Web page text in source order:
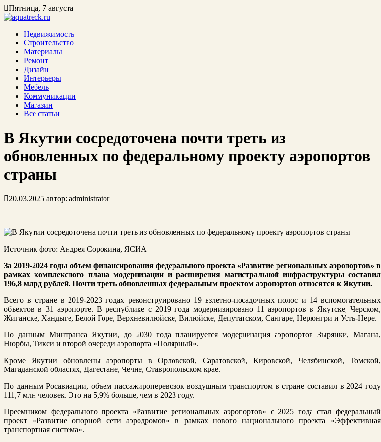
Пятница, 7 августа
Недвижимость
Строительство
Материалы
Ремонт
Дизайн
Интерьеры
Мебель
Коммуникации
Магазин
Все статьи
В Якутии сосредоточена почти треть из
обновленных по федеральному проекту аэропортов
страны
20.03.2025 автор: administrator
Источник фото: Андрея Сорокина, ЯСИА
За 2019-2024 годы объем финансирования федерального проекта «Развитие региональных аэропортов» в
рамках комплексного плана модернизации и расширения магистральной инфраструктуры составил
196,8 млрд рублей. Почти треть обновленных федеральным проектом аэропортов относятся к Якутии.
Всего в стране в 2019‑2023 годах реконструировано 19 взлетно-посадочных полос и 14 вспомогательных
объектов в 31 аэропорте. В республике с 2019 года модернизировано 11 аэропортов в Якутске, Черском,
Жиганске, Хандыге, Белой Горе, Верхневилюйске, Вилюйске, Депутатском, Сангаре, Нерюнгри и Усть-Нере.
По данным Минтранса Якутии, до 2030 года планируется модернизация аэропортов Зырянки, Магана,
Нюрбы, Тикси и второй очереди аэропорта «Полярный».
Кроме Якутии обновлены аэропорты в Орловской, Саратовской, Кировской, Челябинской, Томской,
Магаданской областях, Дагестане, Чечне, Ставропольском крае.
По данным Росавиации, объем пассажироперевозок воздушным транспортом в стране составил в 2024 году
111,7 млн человек. Это на 5,9% больше, чем в 2023 году.
Преемником федерального проекта «Развитие региональных аэропортов» с 2025 года стал федеральный
проект «Развитие опорной сети аэродромов» в рамках нового национального проекта «Эффективная
транспортная система».